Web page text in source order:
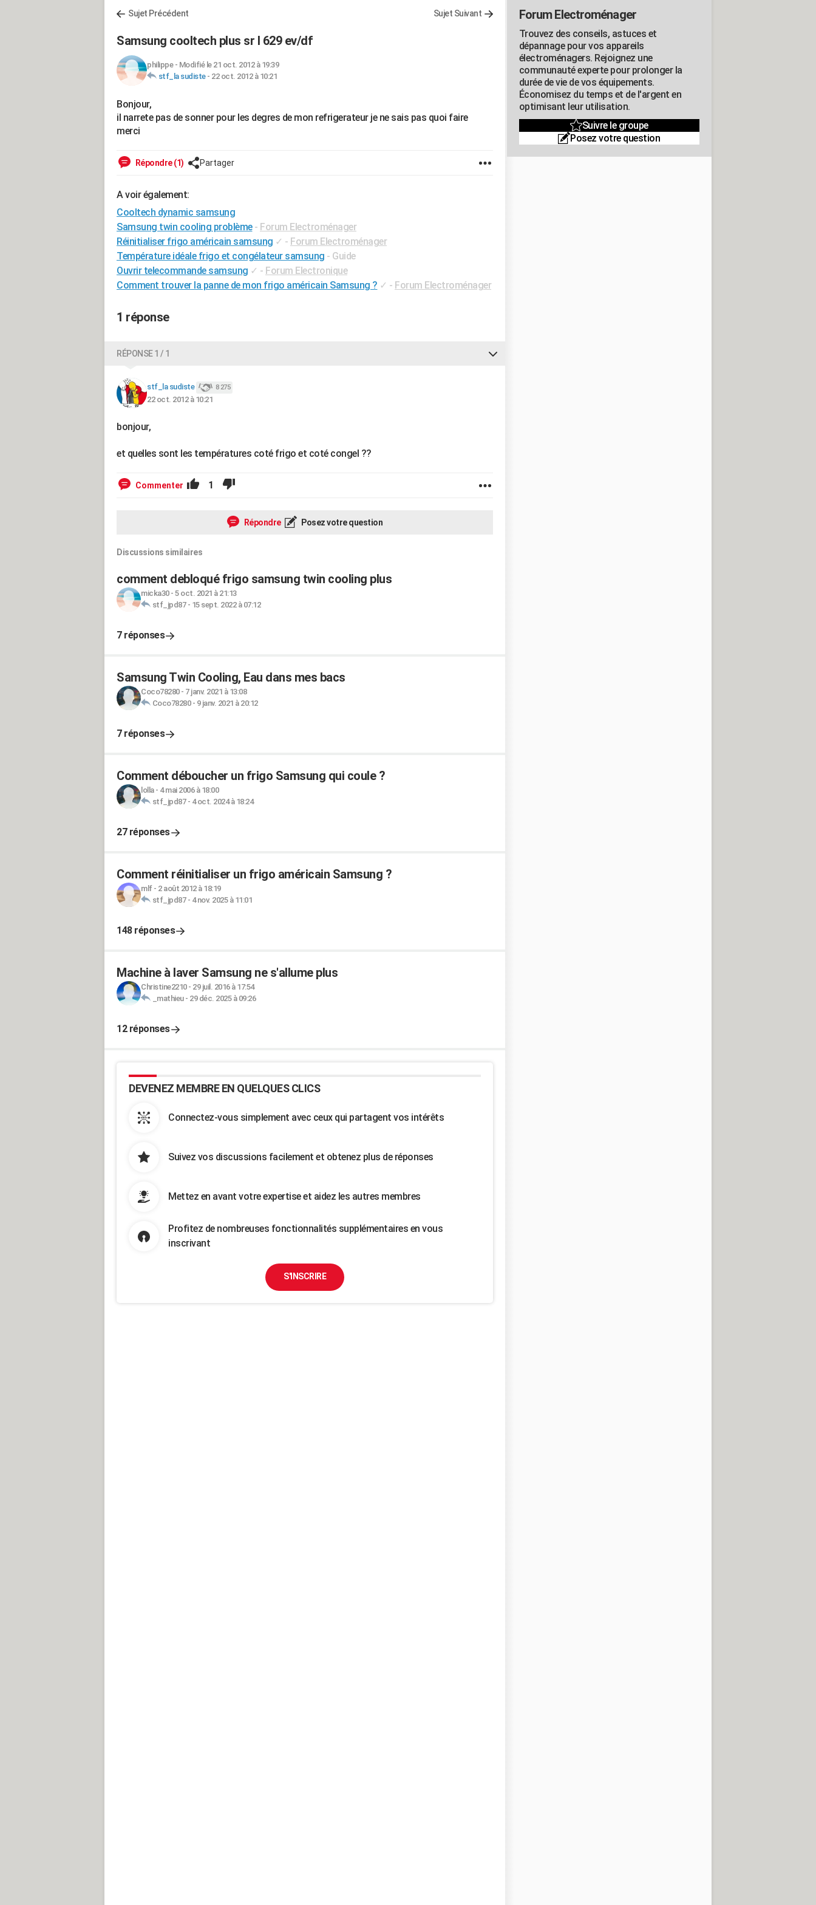
Sujet Précédent Sujet Suivant
Samsung cooltech plus sr l 629 ev/df
philippe- Modifié le 21 oct. 2012 à 19:39
stf_la sudiste- 22 oct. 2012 à 10:21
Bonjour,
il narrete pas de sonner pour les degres de mon refrigerateur je ne sais pas quoi faire
merci
Répondre (1) Partager
A voir également:
Cooltech dynamic samsung
Samsung twin cooling problème - Forum Electroménager
Réinitialiser frigo américain samsung ✓ - Forum Electroménager
Température idéale frigo et congélateur samsung - Guide
Ouvrir telecommande samsung ✓ - Forum Electronique
Comment trouver la panne de mon frigo américain Samsung ? ✓ - Forum Electroménager
1 réponse
RÉPONSE 1 / 1
stf_la sudiste 8 275
22 oct. 2012 à 10:21
bonjour,
et quelles sont les températures coté frigo et coté congel ??
Commenter 1
Répondre Posez votre question
Discussions similaires
comment debloqué frigo samsung twin cooling plus
micka30- 5 oct. 2021 à 21:13
stf_jpd87- 15 sept. 2022 à 07:12
7 réponses
Samsung Twin Cooling, Eau dans mes bacs
Coco78280- 7 janv. 2021 à 13:08
Coco78280- 9 janv. 2021 à 20:12
7 réponses
Comment déboucher un frigo Samsung qui coule ?
lolla- 4 mai 2006 à 18:00
stf_jpd87- 4 oct. 2024 à 18:24
27 réponses
Comment réinitialiser un frigo américain Samsung ?
mlf- 2 août 2012 à 18:19
stf_jpd87- 4 nov. 2025 à 11:01
148 réponses
Machine à laver Samsung ne s'allume plus
Christine2210- 29 juil. 2016 à 17:54
_mathieu- 29 déc. 2025 à 09:26
12 réponses
DEVENEZ MEMBRE EN QUELQUES CLICS
Connectez-vous simplement avec ceux qui partagent vos intérêts
Suivez vos discussions facilement et obtenez plus de réponses
Mettez en avant votre expertise et aidez les autres membres
Profitez de nombreuses fonctionnalités supplémentaires en vous
inscrivant
S'INSCRIRE
Forum Electroménager
Trouvez des conseils, astuces et
dépannage pour vos appareils
électroménagers. Rejoignez une
communauté experte pour prolonger la
durée de vie de vos équipements.
Économisez du temps et de l'argent en
optimisant leur utilisation.
Suivre le groupe
Posez votre question